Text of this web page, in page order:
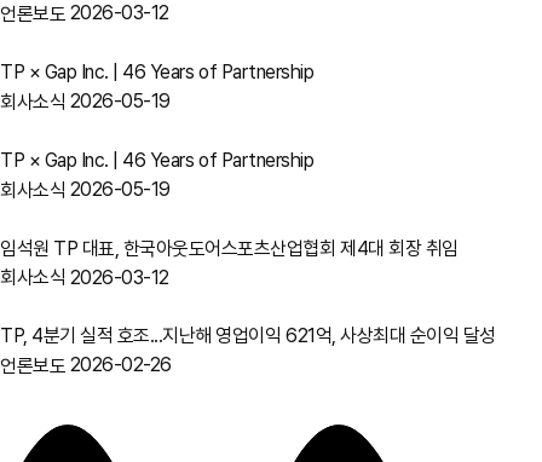
언론보도 2026-03-12
TP × Gap Inc. | 46 Years of Partnership
회사소식 2026-05-19
TP × Gap Inc. | 46 Years of Partnership
회사소식 2026-05-19
임석원 TP 대표, 한국아웃도어스포츠산업협회 제4대 회장 취임
회사소식 2026-03-12
TP, 4분기 실적 호조...지난해 영업이익 621억, 사상최대 순이익 달성
언론보도 2026-02-26